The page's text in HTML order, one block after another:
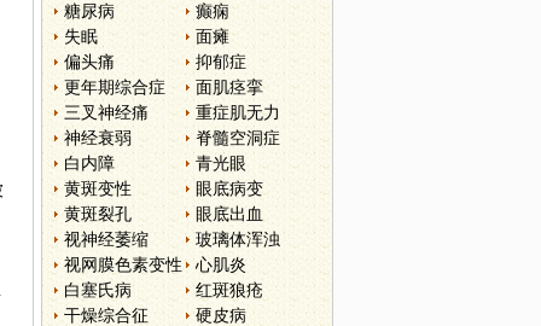
糖尿病
癫痫
失眠
面瘫
偏头痛
抑郁症
更年期综合症
面肌痉挛
三叉神经痛
重症肌无力
神经衰弱
脊髓空洞症
白内障
青光眼
黄斑变性
眼底病变
黄斑裂孔
眼底出血
视神经萎缩
玻璃体浑浊
视网膜色素变性
心肌炎
白塞氏病
红斑狼疮
干燥综合征
硬皮病